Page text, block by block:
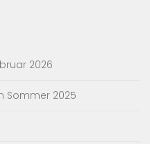
2026
Sommer 2025